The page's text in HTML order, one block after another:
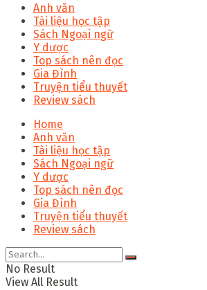
Anh văn
Tài liệu học tập
Sách Ngoại ngữ
Y dược
Top sách nên đọc
Gia Đình
Truyện tiểu thuyết
Review sách
Home
Anh văn
Tài liệu học tập
Sách Ngoại ngữ
Y dược
Top sách nên đọc
Gia Đình
Truyện tiểu thuyết
Review sách
No Result
View All Result